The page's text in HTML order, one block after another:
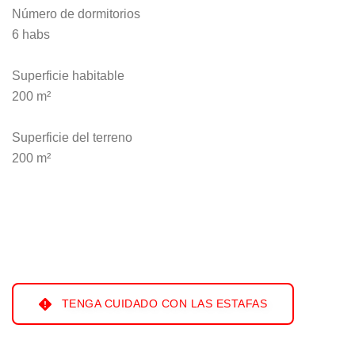
Número de dormitorios
6 habs
Superficie habitable
200 m²
Superficie del terreno
200 m²
TENGA CUIDADO CON LAS ESTAFAS